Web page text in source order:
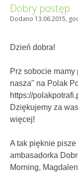
Dobry postęp
Dodano 13.06.2015,
Dzień dobra!
Prz sobocie
nasza" na Polak
https://
Dziękujemy za
więcej!
A tak pięknie pisze
ambasadorka
Morning,